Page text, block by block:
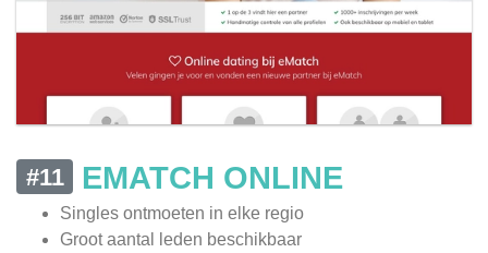
#11 EMATCH ONLINE
Singles ontmoeten in elke regio
Groot aantal leden beschikbaar